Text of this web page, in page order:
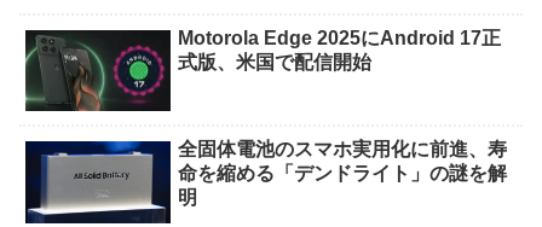
Motorola Edge 2025にAndroid 17正
式版、米国で配信開始
全固体電池のスマホ実用化に前進、寿
命を縮める「デンドライト」の謎を解
明